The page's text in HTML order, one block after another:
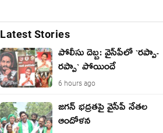
Latest Stories
పోలీసు దెబ్బ: వైసీపీలో `ర‌ప్పా-
ర‌ప్పా` పోయిందే
6 hours ago
జ‌గ‌న్ భద్రతపై వైసీపీ నేతల
ఆందోళన